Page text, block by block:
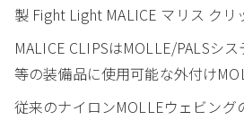
製 Fight Light MALICE マリス クリ
MALICE CLIPSはMOLLE/PALSシ
等の装備品に使用可能な外付け
従来のナイロンMOLLEウェビング